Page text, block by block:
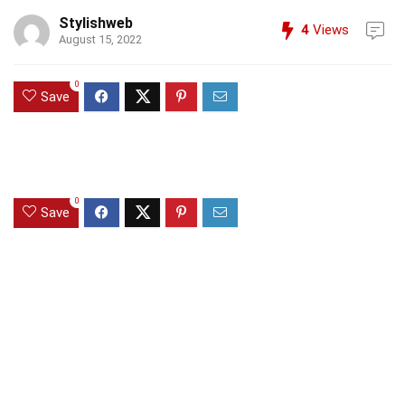
Stylishweb
August 15, 2022
4 Views
Save
0
Save
0